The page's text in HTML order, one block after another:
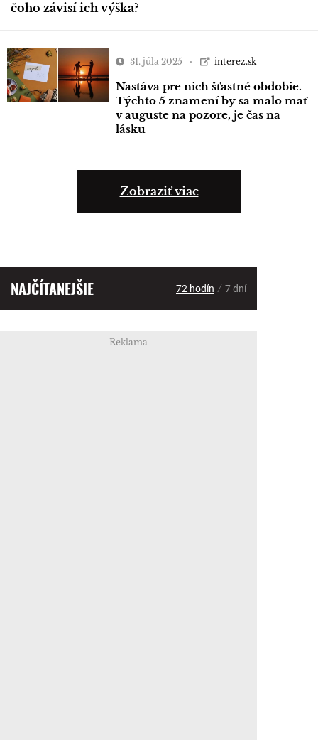
čoho závisí ich výška?
31. júla 2025 interez.sk
Nastáva pre nich šťastné obdobie.
Týchto 5 znamení by sa malo mať
v auguste na pozore, je čas na
lásku
Zobraziť viac
NAJČÍTANEJŠIE 72 hodín / 7 dní
Reklama